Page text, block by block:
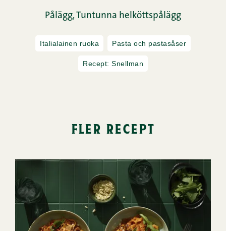
Pålägg, Tuntunna helköttspålägg
Italialainen ruoka Pasta och pastasåser
Recept: Snellman
fler recept